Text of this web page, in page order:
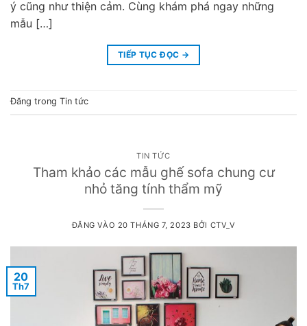
ý cũng như thiện cảm. Cùng khám phá ngay những
mẫu […]
TIẾP TỤC ĐỌC →
Đăng trong Tin tức
TIN TỨC
Tham khảo các mẫu ghế sofa chung cư
nhỏ tăng tính thẩm mỹ
ĐĂNG VÀO 20 THÁNG 7, 2023 BỞI CTV_V
20
Th7